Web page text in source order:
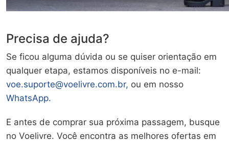
Precisa de ajuda?
Se ficou alguma dúvida ou se quiser orientação em
qualquer etapa, estamos disponíveis no e-mail:
voe.suporte@voelivre.com.br, ou em nosso
WhatsApp.
E antes de comprar sua próxima passagem, busque
no Voelivre. Você encontra as melhores ofertas em